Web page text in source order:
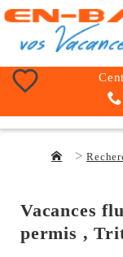
Vacances
permis ,